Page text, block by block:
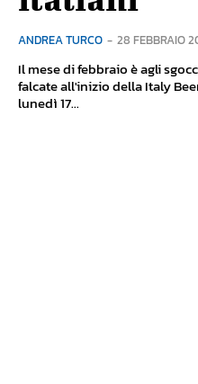
ANDREA TURCO - 28 FEBBRAIO
Il mese di febbraio è agli
falcate all'inizio della Italy
lunedì 17...